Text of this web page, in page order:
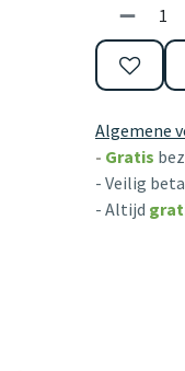
Algemene
- Gratis
- Veilig
- Altijd